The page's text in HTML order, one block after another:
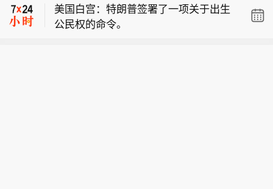
美国白宫：特朗普签署了一项关于出生
公民权的命令。